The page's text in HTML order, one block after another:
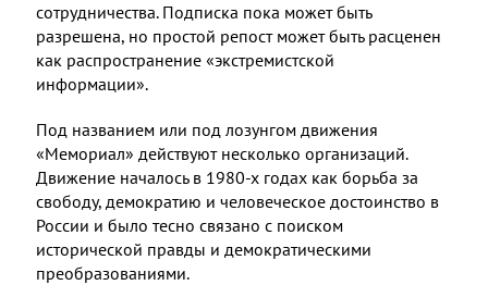
сотрудничества. Подписка пока может быть
разрешена, но простой репост может быть расценен
как распространение «экстремистской
информации».
Под названием или под лозунгом движения
«Мемориал» действуют несколько организаций.
Движение началось в 1980-х годах как борьба за
свободу, демократию и человеческое достоинство в
России и было тесно связано с поиском
исторической правды и демократическими
преобразованиями.